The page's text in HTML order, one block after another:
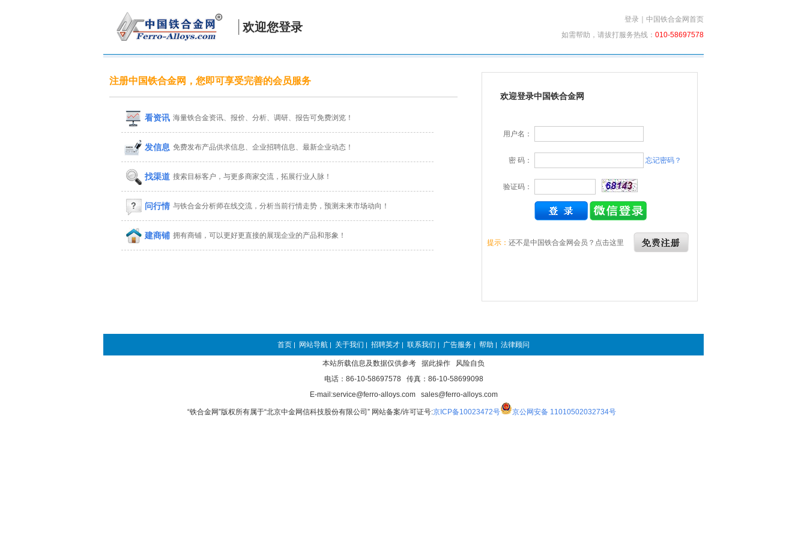
欢迎您登录
登录
中国铁合金网首页
如需帮助，请拔打服务热线： 010-58697578
注册中国铁合金网，您即可享受完善的会员服务
看资讯 海量铁合金资讯、报价、分析、调研、报告可免费浏览！
发信息 免费发布产品供求信息、企业招聘信息、最新企业动态！
找渠道 搜索目标客户，与更多商家交流，拓展行业人脉！
问行情 与铁合金分析师在线交流，分析当前行情走势，预测未来市场动向！
建商铺 拥有商铺，可以更好更直接的展现企业的产品和形象！
欢迎登录中国铁合金网
用户名：
密 码： 忘记密码？
验证码：
提示： 还不是中国铁合金网会员？点击这里
首页 | 网站导航 | 关于我们 | 招聘英才 | 联系我们 | 广告服务 | 帮助 | 法律顾问
本站所载信息及数据仅供参考 据此操作 风险自负
电话：86-10-58697578 传真：86-10-58699098
E-mail:service@ferro-alloys.com sales@ferro-alloys.com
“铁合金网”版权所有属于“北京中金网信科技股份有限公司” 网站备案/许可证号:京ICP备10023472号 京公网安备 11010502032734号